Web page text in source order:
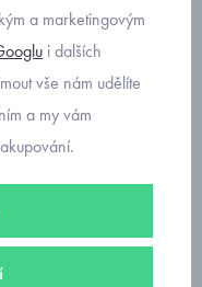
a marketingovým
i dalších
vše nám udělíte
a my vám